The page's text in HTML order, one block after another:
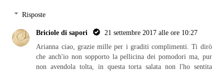
Risposte
Briciole di sapori
21 settembre 2017 alle ore 10:27
Arianna ciao, grazie mille per i graditi complimenti. Ti dirò
che anch'io non sopporto la pellicina dei pomodori ma, pur
non avendola tolta, in questa torta salata non l'ho sentita